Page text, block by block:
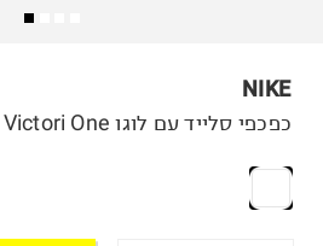
NIKE
כפכפי סלייד עם לוגו Victori One / גברים